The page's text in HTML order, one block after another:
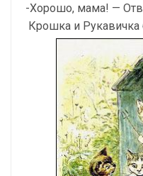
-Хорошо, мама! —
Крошка и Рукавичка